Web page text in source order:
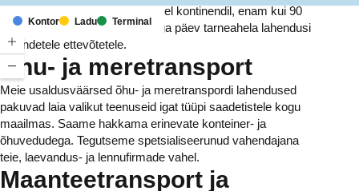
Kontor Ladu Terminal
Meil on kontorid ja rajatised kuuel kontinendil, enam kui 90
riigis. Me pakume ja haldame iga päev tarneahela lahendusi
tuhandetele ettevõtetele.
Õhu- ja meretransport
Meie usaldusväärsed õhu- ja meretranspordi lahendused
pakuvad laia valikut teenuseid igat tüüpi saadetistele kogu
maailmas. Saame hakkama erinevate konteiner- ja
õhuvedudega. Tegutseme spetsialiseerunud vahendajana
teie, laevandus- ja lennufirmade vahel.
Maanteetransport ja